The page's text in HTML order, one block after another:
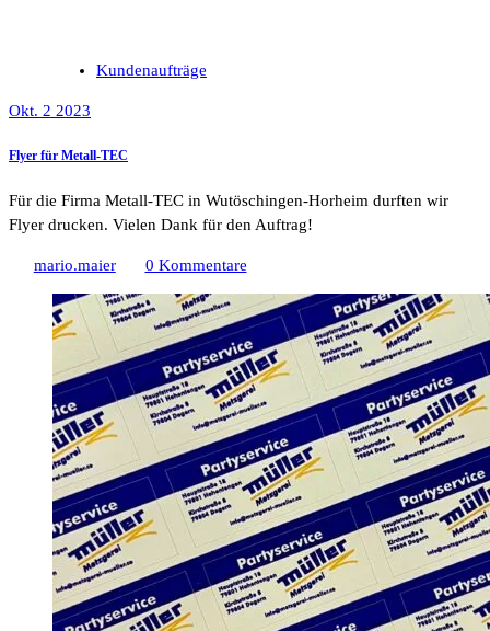
Kundenaufträge
Okt. 2 2023
Flyer für Metall-TEC
Für die Firma Metall-TEC in Wutöschingen-Horheim durften wir
Flyer drucken. Vielen Dank für den Auftrag!
mario.maier 0 Kommentare